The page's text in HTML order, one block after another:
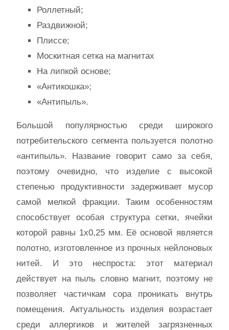
Роллетный;
Раздвижной;
Плиссе;
Москитная сетка на магнитах
На липкой основе;
«Антикошка»;
«Антипыль».
Большой популярностью среди широкого
потребительского сегмента пользуется полотно
«антипыль». Название говорит само за себя,
поэтому очевидно, что изделие с высокой
степенью продуктивности задерживает мусор
самой мелкой фракции. Таким особенностям
способствует особая структура сетки, ячейки
которой равны 1х0,25 мм. Её основой является
полотно, изготовленное из прочных нейлоновых
нитей. И это неспроста: этот материал
действует на пыль словно магнит, поэтому не
позволяет частичкам сора проникать внутрь
помещения. Актуальность изделия возрастает
среди аллергиков и жителей загрязненных